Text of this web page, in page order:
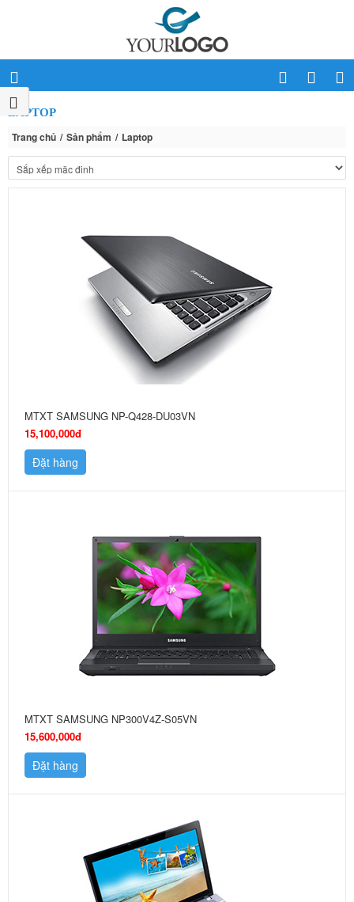
LAPTOP
Trang chủ Sản phẩm Laptop
MTXT SAMSUNG NP-Q428-DU03VN
15,100,000đ
Đặt hàng
MTXT SAMSUNG NP300V4Z-S05VN
15,600,000đ
Đặt hàng